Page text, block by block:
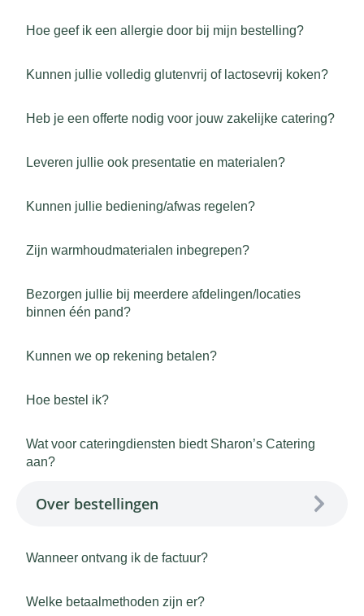
Hoe geef ik een allergie door bij mijn bestelling?
Kunnen jullie volledig glutenvrij of lactosevrij koken?
Heb je een offerte nodig voor jouw zakelijke catering?
Leveren jullie ook presentatie en materialen?
Kunnen jullie bediening/afwas regelen?
Zijn warmhoudmaterialen inbegrepen?
Bezorgen jullie bij meerdere afdelingen/locaties
binnen één pand?
Kunnen we op rekening betalen?
Hoe bestel ik?
Wat voor cateringdiensten biedt Sharon’s Catering
aan?
Over bestellingen
Wanneer ontvang ik de factuur?
Welke betaalmethoden zijn er?